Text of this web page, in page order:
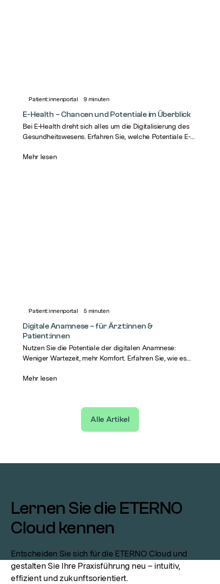
Patient:innenportal 9 minuten
E-Health – Chancen und Potentiale im Überblick
Bei E-Health dreht sich alles um die Digitalisierung des
Gesundheitswesens. Erfahren Sie, welche Potentiale E-
Mehr lesen
Patient:innenportal 5 minuten
Digitale Anamnese – für Ärzt:innen &
Patient:innen
Nutzen Sie die Potentiale der digitalen Anamnese:
Weniger Wartezeit, mehr Komfort. Erfahren Sie, wie es
Mehr lesen
Alle Artikel
Lernen Sie die ETERNO
Cloud kennen
Entscheiden Sie sich für die ETERNO Cloud und
gestalten Sie Ihre Praxisführung neu – intuitiv,
effizient und zukunftsorientiert.